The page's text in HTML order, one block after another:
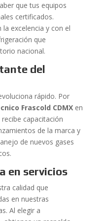
que tus equipos
certificados.
excelencia y con el
que
nacional.
del
rápido. Por
Frascold CDMXen
recibe capacitación
de la marca y
de nuevos gases
en servicios
calidad que
en nuestras
Al elegir a